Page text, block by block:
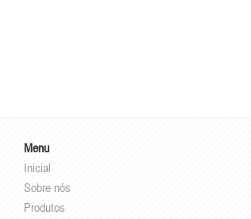
Menu
Inicial
Sobre nós
Produtos